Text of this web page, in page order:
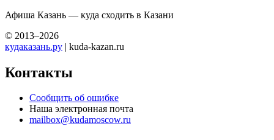
Афиша Казань — куда сходить в Казани
© 2013–2026
кудаказань.ру | kuda-kazan.ru
Контакты
Сообщить об ошибке
Наша электронная почта
mailbox@kudamoscow.ru